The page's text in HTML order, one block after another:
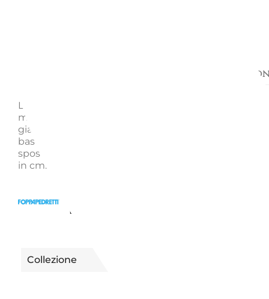
Richiedi
L'INDOSSATORE - FOPPA PEDRETTI Indossatore in
massiccio verniciato trasparente dotato di spalla
giacche e camicie, barra per pantaloni, pinza porta
base per scarpe e vaschetta porta oggetti.Facilmente
spostabile grazie alle quattro ruote piroettanti.
in cm: (altezza, profondità, larghezza) 103 x 27 x 46 cm
BIANCO
Collezione